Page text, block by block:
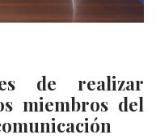
de realizar
miembros del